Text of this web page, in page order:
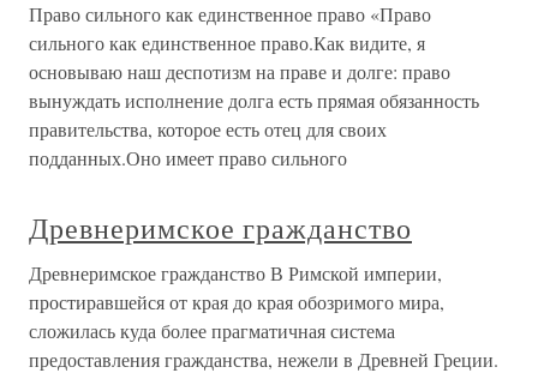
Право сильного как единственное право «Право
сильного как единственное право.Как видите, я
основываю наш деспотизм на праве и долге: право
вынуждать исполнение долга есть прямая обязанность
правительства, которое есть отец для своих
подданных.Оно имеет право сильного
Древнеримское гражданство
Древнеримское гражданство В Римской империи,
простиравшейся от края до края обозримого мира,
сложилась куда более прагматичная система
предоставления гражданства, нежели в Древней Греции.